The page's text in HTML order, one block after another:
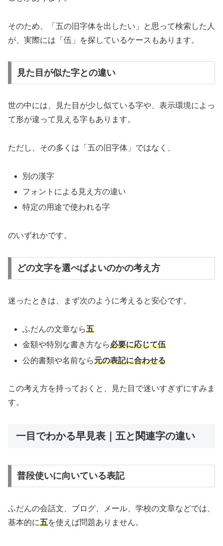
そのため、「五の旧字体を出したい」と思って検索した人
が、実際には「伍」を探しているケースもあります。
見た目が似た字との違い
世の中には、見た目が少し似ている字や、表示環境によっ
て形が違って見える字もあります。
ただし、その多くは「五の旧字体」ではなく、
別の漢字
フォントによる見え方の違い
特定の用途で使われる字
のいずれかです。
どの文字を選べばよいのかの考え方
迷ったときは、まず次のように考えると安心です。
ふだんの文章なら五
金額や特別な書き方なら必要に応じて伍
公的書類や名前なら元の表記に合わせる
この考え方を持っておくと、見た目で迷いすぎずにすみま
す。
一目でわかる早見表｜五と関連字の違い
普段使いに向いている表記
ふだんの会話文、ブログ、メール、学校の文章などでは、
基本的に五を使えば問題ありません。